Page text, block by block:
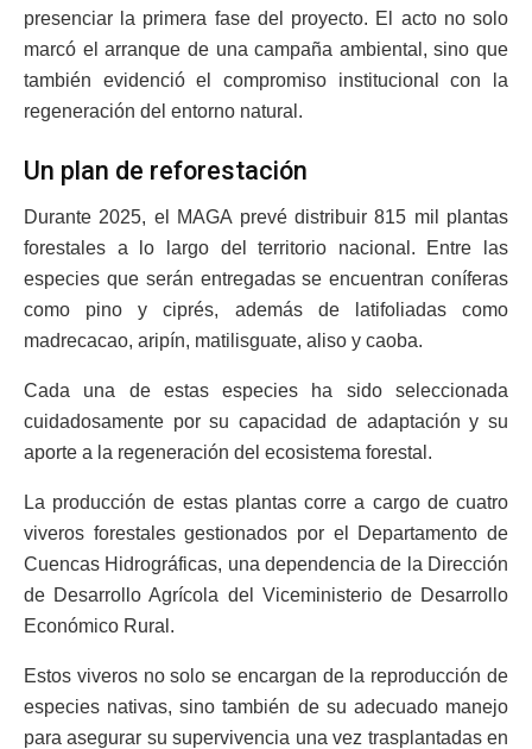
presenciar la primera fase del proyecto. El acto no solo
marcó el arranque de una campaña ambiental, sino que
también evidenció el compromiso institucional con la
regeneración del entorno natural.
Un plan de reforestación
Durante 2025, el MAGA prevé distribuir 815 mil plantas
forestales a lo largo del territorio nacional. Entre las
especies que serán entregadas se encuentran coníferas
como pino y ciprés, además de latifoliadas como
madrecacao, aripín, matilisguate, aliso y caoba.
Cada una de estas especies ha sido seleccionada
cuidadosamente por su capacidad de adaptación y su
aporte a la regeneración del ecosistema forestal.
La producción de estas plantas corre a cargo de cuatro
viveros forestales gestionados por el Departamento de
Cuencas Hidrográficas, una dependencia de la Dirección
de Desarrollo Agrícola del Viceministerio de Desarrollo
Económico Rural.
Estos viveros no solo se encargan de la reproducción de
especies nativas, sino también de su adecuado manejo
para asegurar su supervivencia una vez trasplantadas en